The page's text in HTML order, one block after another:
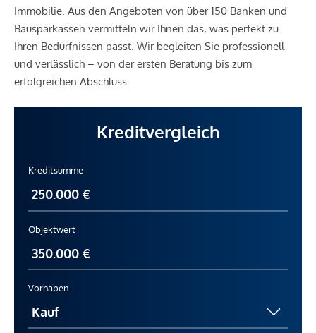
Immobilie. Aus den Angeboten von über 150 Banken und
Bausparkassen vermitteln wir Ihnen das, was perfekt zu
Ihren Bedürfnissen passt. Wir begleiten Sie professionell
und verlässlich – von der ersten Beratung bis zum
erfolgreichen Abschluss.
Kreditvergleich
Kreditsumme
Objektwert
Vorhaben